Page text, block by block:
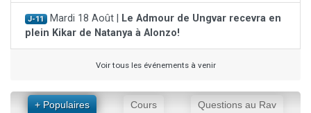
J-11 Mardi 18 Août |
Le Admour de Ungvar recevra en
plein Kikar de Natanya à Alonzo!
Voir tous les événements à venir
+ Populaires Cours Questions au Rav